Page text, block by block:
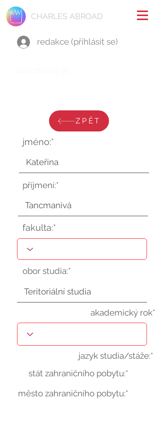
CHARLES ABROAD
redakce (přihlásit se)
ZPĚT
jméno:*
příjmení:*
fakulta:*
obor studia:*
akademický rok*
jazyk studia/stáže:*
stát zahraničního pobytu:*
město zahraničního pobytu:*